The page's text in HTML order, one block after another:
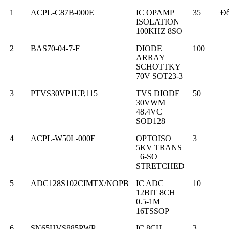
1
ACPL-C87B-000E
IC OPAMP
ISOLATION
100KHZ 8SO
35
2 BAS70-04-7-F
DIODE
ARRAY
SCHOTTKY
70V SOT23-3
100
3 PTVS30VP1UP,115
TVS DIODE
30VWM
48.4VC
SOD128
50
4 ACPL-W50L-000E
OPTOISO
5KV TRANS
6-SO
STRETCHED
3
5 ADC128S102CIMTX/NOPB
IC ADC
12BIT 8CH
0.5-1M
16TSSOP
10